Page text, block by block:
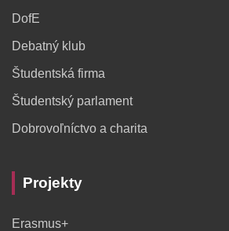
DofE
Debatný klub
Študentská firma
Študentský parlament
Dobrovoľníctvo a charita
Projekty
Erasmus+